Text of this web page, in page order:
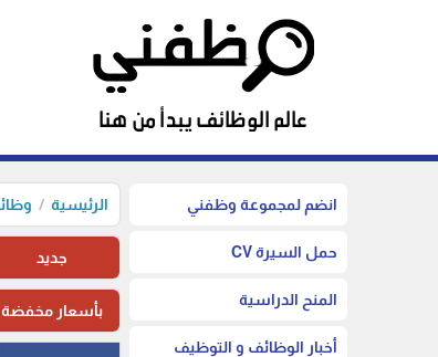
انضم لمجموعة وظفني
حمل السيرة CV
المنح الدراسية
أخبار الوظائف و التوظيف
الرئيسية
جديد
بأسعار مخفضة